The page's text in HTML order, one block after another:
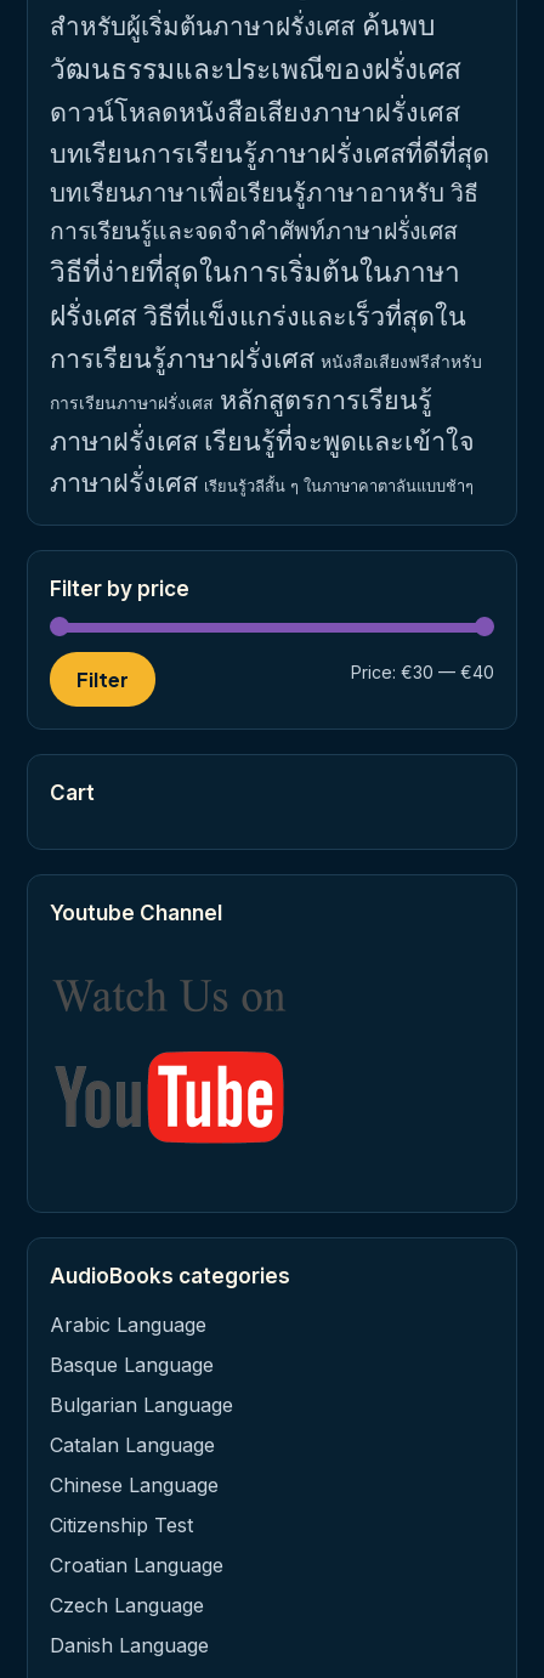
สำหรับผู้เริ่มต้นภาษาฝรั่งเศส ค้นพบ
วัฒนธรรมและประเพณีของฝรั่งเศส
ดาวน์โหลดหนังสือเสียงภาษาฝรั่งเศส
บทเรียนการเรียนรู้ภาษาฝรั่งเศสที่ดีที่สุด
บทเรียนภาษาเพื่อเรียนรู้ภาษาอาหรับ วิธี
การเรียนรู้และจดจำคำศัพท์ภาษาฝรั่งเศส
วิธีที่ง่ายที่สุดในการเริ่มต้นในภาษา
ฝรั่งเศสวิธีที่แข็งแกร่งและเร็วที่สุดใน
การเรียนรู้ภาษาฝรั่งเศส หนังสือเสียงฟรีสำหรับ
การเรียนภาษาฝรั่งเศส หลักสูตรการเรียนรู้
ภาษาฝรั่งเศส เรียนรู้ที่จะพูดและเข้าใจ
ภาษาฝรั่งเศส เรียนรู้วลีสั้น ๆ ในภาษาคาตาลันแบบช้าๆ
Filter by price
Filter Price: €30 — €40
Cart
Youtube Channel
AudioBooks categories
Arabic Language
Basque Language
Bulgarian Language
Catalan Language
Chinese Language
Citizenship Test
Croatian Language
Czech Language
Danish Language